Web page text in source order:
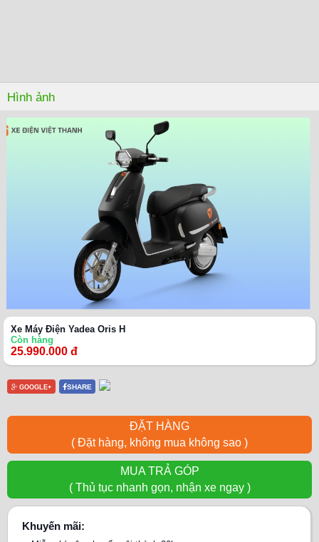
Hình ảnh
Xe Máy Điện Yadea Oris H
Còn hàng
25.990.000 đ
GOOGLE+ SHARE
ĐẶT HÀNG
( Đặt hàng, không mua không sao )
MUA TRẢ GÓP
( Thủ tục nhanh gọn, nhận xe ngay )
Khuyến mãi: